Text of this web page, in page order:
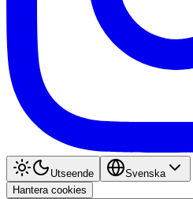
Utseende
Svenska
Hantera cookies